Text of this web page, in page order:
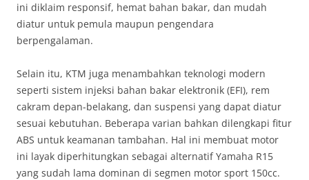
ini diklaim responsif, hemat bahan bakar, dan mudah
diatur untuk pemula maupun pengendara
berpengalaman.
Selain itu, KTM juga menambahkan teknologi modern
seperti sistem injeksi bahan bakar elektronik (EFI), rem
cakram depan-belakang, dan suspensi yang dapat diatur
sesuai kebutuhan. Beberapa varian bahkan dilengkapi fitur
ABS untuk keamanan tambahan. Hal ini membuat motor
ini layak diperhitungkan sebagai alternatif Yamaha R15
yang sudah lama dominan di segmen motor sport 150cc.